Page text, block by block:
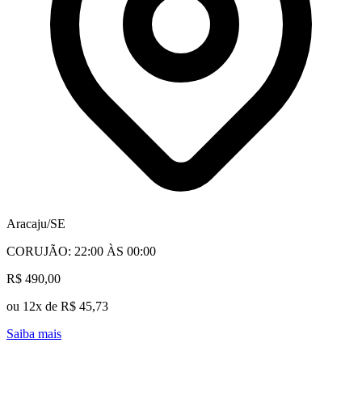
Aracaju/SE
CORUJÃO: 22:00 ÀS 00:00
R$ 490,00
ou 12x de R$ 45,73
Saiba mais